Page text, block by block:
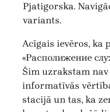
Pjatigorska.
variants.
Acīgais ievēros, ka
«Располижение
Šim uzrakstam
informatīvās
stacijā un tas, ka